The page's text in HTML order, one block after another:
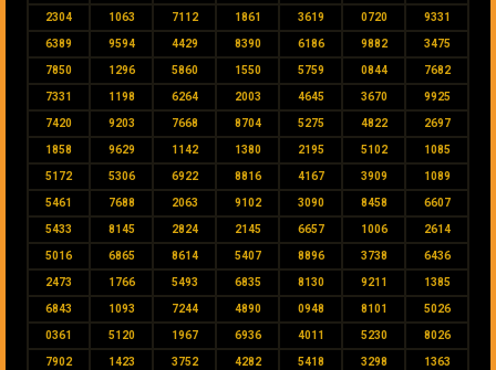
2304 1063 7112 1861 3619 0720 9331
6389 9594 4429 8390 6186 9882 3475
7850 1296 5860 1550 5759 0844 7682
7331 1198 6264 2003 4645 3670 9925
7420 9203 7668 8704 5275 4822 2697
1858 9629 1142 1380 2195 5102 1085
5172 5306 6922 8816 4167 3909 1089
5461 7688 2063 9102 3090 8458 6607
5433 8145 2824 2145 6657 1006 2614
5016 6865 8614 5407 8896 3738 6436
2473 1766 5493 6835 8130 9211 1385
6843 1093 7244 4890 0948 8101 5026
0361 5120 1967 6936 4011 5230 8026
7902 1423 3752 4282 5418 3298 1363